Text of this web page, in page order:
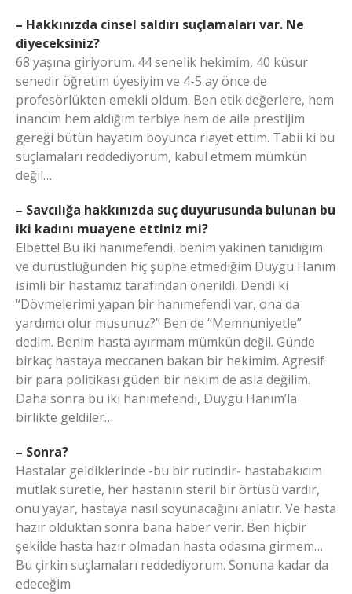
– Hakkınızda cinsel saldırı suçlamaları var. Ne
diyeceksiniz?
68 yaşına giriyorum. 44 senelik hekimim, 40 küsur
senedir öğretim üyesiyim ve 4-5 ay önce de
profesörlükten emekli oldum. Ben etik değerlere, hem
inancım hem aldığım terbiye hem de aile prestijim
gereği bütün hayatım boyunca riayet ettim. Tabii ki bu
suçlamaları reddediyorum, kabul etmem mümkün
değil…
– Savcılığa hakkınızda suç duyurusunda bulunan bu
iki kadını muayene ettiniz mi?
Elbette! Bu iki hanımefendi, benim yakinen tanıdığım
ve dürüstlüğünden hiç şüphe etmediğim Duygu Hanım
isimli bir hastamız tarafından önerildi. Dendi ki
“Dövmelerimi yapan bir hanımefendi var, ona da
yardımcı olur musunuz?” Ben de “Memnuniyetle”
dedim. Benim hasta ayırmam mümkün değil. Günde
birkaç hastaya meccanen bakan bir hekimim. Agresif
bir para politikası güden bir hekim de asla değilim.
Daha sonra bu iki hanımefendi, Duygu Hanım’la
birlikte geldiler…
– Sonra?
Hastalar geldiklerinde -bu bir rutindir- hastabakıcım
mutlak suretle, her hastanın steril bir örtüsü vardır,
onu yayar, hastaya nasıl soyunacağını anlatır. Ve hasta
hazır olduktan sonra bana haber verir. Ben hiçbir
şekilde hasta hazır olmadan hasta odasına girmem…
Bu çirkin suçlamaları reddediyorum. Sonuna kadar da
edeceğim